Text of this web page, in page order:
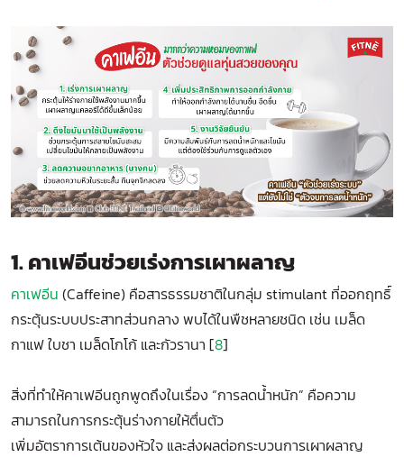
1. คาเฟอีนช่วยเร่งการเผาผลาญ
คาเฟอีน (Caffeine) คือสารธรรมชาติในกลุ่ม stimulant ที่ออกฤทธิ์
กระตุ้นระบบประสาทส่วนกลาง พบได้ในพืชหลายชนิด เช่น เมล็ด
กาแฟ ใบชา เมล็ดโกโก้ และกัวรานา [8]
สิ่งที่ทำให้คาเฟอีนถูกพูดถึงในเรื่อง “การลดน้ำหนัก” คือความ
สามารถในการกระตุ้นร่างกายให้ตื่นตัว
เพิ่มอัตราการเต้นของหัวใจ และส่งผลต่อกระบวนการเผาผลาญ